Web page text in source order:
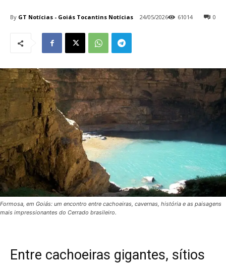
By GT Notícias - Goiás Tocantins Notícias 24/05/2026 0
61014
Formosa, em Goiás: um encontro entre cachoeiras, cavernas, história e as paisagens
mais impressionantes do Cerrado brasileiro.
Entre cachoeiras gigantes, sítios